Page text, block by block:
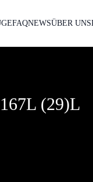
FAQNEWSÜBER UNS
(29)L